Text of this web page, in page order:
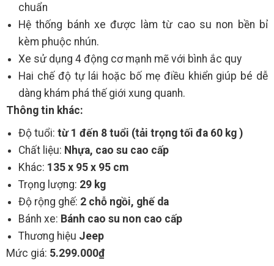
chuẩn
Hệ thống bánh xe được làm từ cao su non bền bỉ
kèm phuộc nhún.
Xe sử dụng 4 động cơ mạnh mẽ với bình ắc quy
Hai chế độ tự lái hoặc bố mẹ điều khiển giúp bé dễ
dàng khám phá thế giới xung quanh.
Thông tin khác:
Độ tuổi: từ 1 đến 8 tuổi (tải trọng tối đa 60 kg )
Chất liệu: Nhựa, cao su cao cấp
Khác: 135 x 95 x 95 cm
Trọng lượng: 29 kg
Độ rộng ghế: 2 chỗ ngồi, ghế da
Bánh xe: Bánh cao su non cao cấp
Thương hiệu Jeep
Mức giá: 5.299.000₫